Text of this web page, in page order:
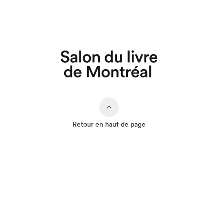
Retour en haut de page